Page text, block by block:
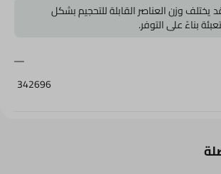
يختلف وزن العناصر القابلة للتحجيم بشكل
بناءً على التوفر.
342696